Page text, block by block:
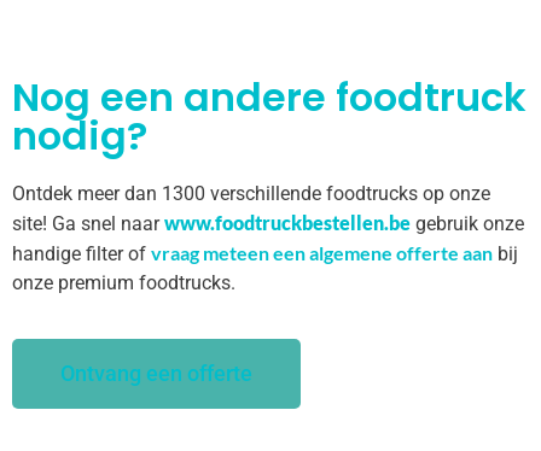
Nog een andere foodtruck
nodig?
Ontdek meer dan 1300 verschillende foodtrucks op onze
site! Ga snel naarwww.foodtruckbestellen.be gebruik onze
handige filter of vraag meteen een algemene offerte aan bij
onze premium foodtrucks.
Ontvang een offerte